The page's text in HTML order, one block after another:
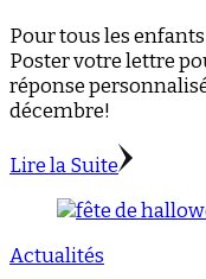
Pour tous les
Poster votre lettre
réponse
décembre!
Lire la Suite
Actualités